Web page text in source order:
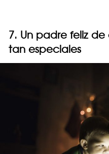
7. Un padre feliz
tan especiales